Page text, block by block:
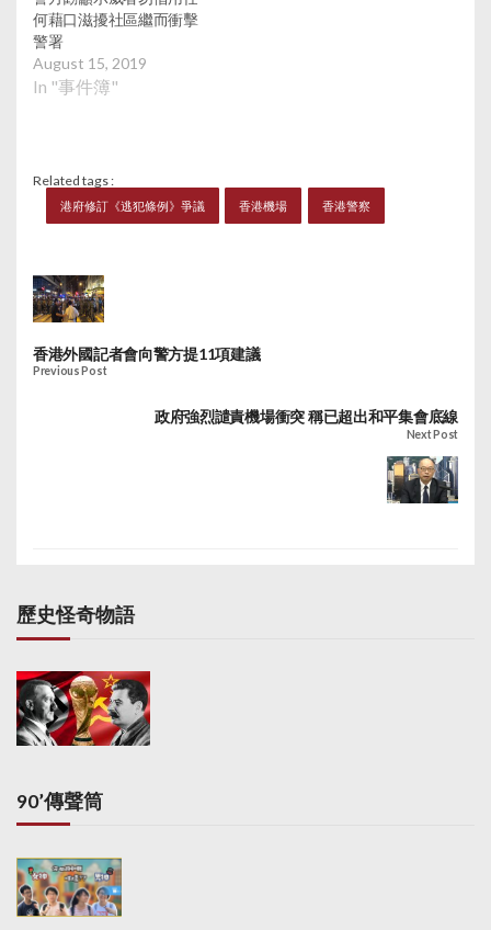
何藉口滋擾社區繼而衝擊
警署
August 15, 2019
In "事件簿"
Related tags :
港府修訂《逃犯條例》爭議 香港機場 香港警察
香港外國記者會向警方提11項建議
Previous Post
政府強烈譴責機場衝突 稱已超出和平集會底線
Next Post
歷史怪奇物語
90’傳聲筒